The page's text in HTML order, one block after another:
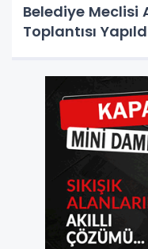
Belediye Meclisi
Toplantısı